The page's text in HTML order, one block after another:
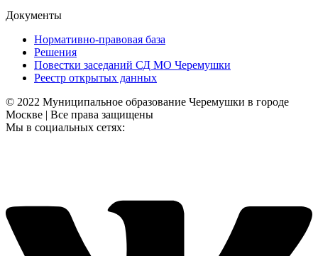
Документы
Нормативно-правовая база
Решения
Повестки заседаний СД МО Черемушки
Реестр открытых данных
© 2022 Муниципальное образование Черемушки в городе
Москве | Все права защищены
Мы в социальных сетях: